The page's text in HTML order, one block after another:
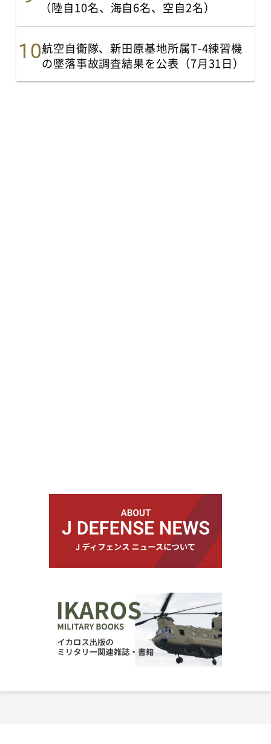
（陸自10名、海自6名、空自2名）
航空自衛隊、新田原基地所属T-4練習機
の墜落事故調査結果を公表（7月31日）